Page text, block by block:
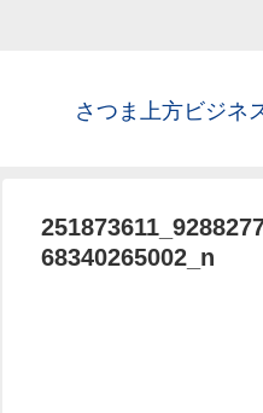
さつま上方ビジネ
68340265002_n